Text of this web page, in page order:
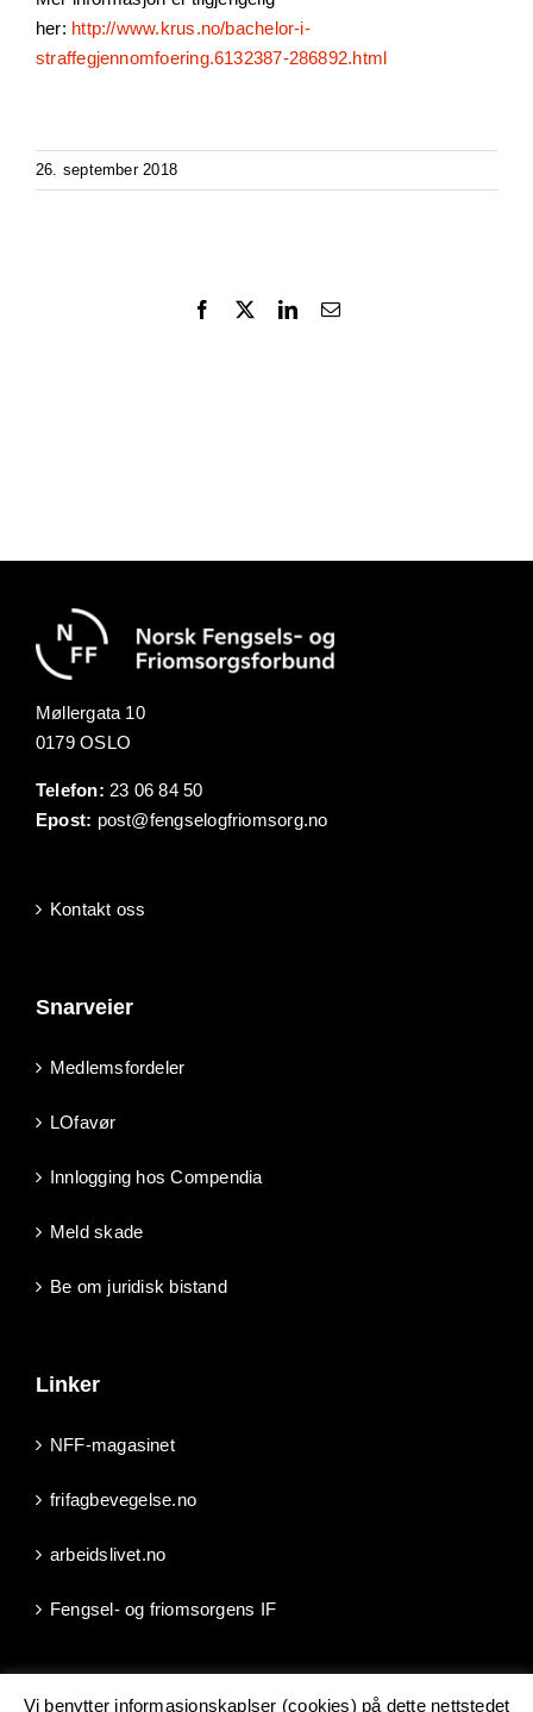
her: http://www.krus.no/bachelor-i-
straffegjennomfoering.6132387-286892.html
26. september 2018
Facebook LinkedInEmail
Møllergata 10
0179 OSLO
Telefon: 23 06 84 50
Epost: post@fengselogfriomsorg.no
Kontakt oss
Snarveier
Medlemsfordeler
LOfavør
Innlogging hos Compendia
Meld skade
Be om juridisk bistand
Linker
NFF-magasinet
frifagbevegelse.no
arbeidslivet.no
Fengsel- og friomsorgens IF
Vi benytter informasjonskaplser (cookies) på dette nettstedet